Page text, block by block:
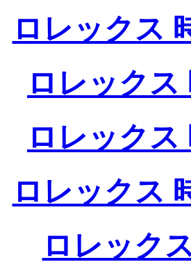
ロレックス
ロレックス
ロレックス
ロレックス
ロレック